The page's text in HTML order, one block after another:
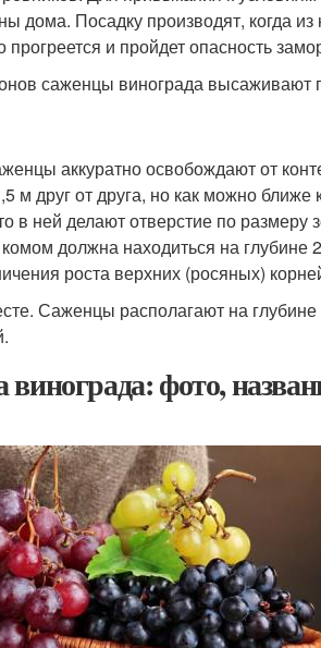
дома. Посадку производят, когда
и пройдет опасность
саженцы винограда высаживают
аккуратно освобождают от
м друг от друга, но как можно
в ней делают отверстие по размеру
должна находиться на глубине
роста верхних (росяных)
Саженцы располагают на
фото,